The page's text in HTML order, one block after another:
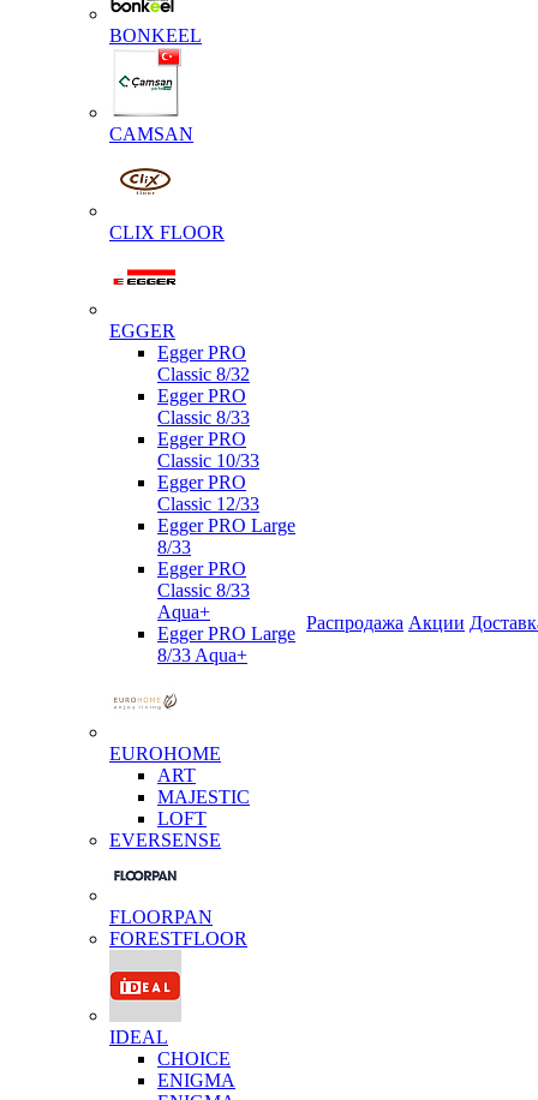
BONKEEL
CAMSAN
CLIX FLOOR
EGGER
Egger PRO
Classic 8/32
Egger PRO
Classic 8/33
Egger PRO
Classic 10/33
Egger PRO
Classic 12/33
Egger PRO Large
8/33
Egger PRO
Classic 8/33
Aqua+
Egger PRO Large
8/33 Aqua+
EUROHOME
ART
MAJESTIC
LOFT
EVERSENSE
FLOORPAN
FORESTFLOOR
IDEAL
CHOICE
ENIGMA
Распродажа Акции